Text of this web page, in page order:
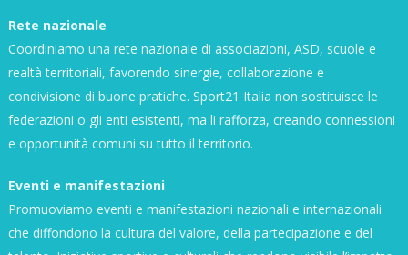
Rete nazionale
Coordiniamo una rete nazionale di associazioni, ASD, scuole e
realtà territoriali, favorendo sinergie, collaborazione e
condivisione di buone pratiche. Sport21 Italia non sostituisce le
federazioni o gli enti esistenti, ma li rafforza, creando connessioni
e opportunità comuni su tutto il territorio.
Eventi e manifestazioni
Promuoviamo eventi e manifestazioni nazionali e internazionali
che diffondono la cultura del valore, della partecipazione e del